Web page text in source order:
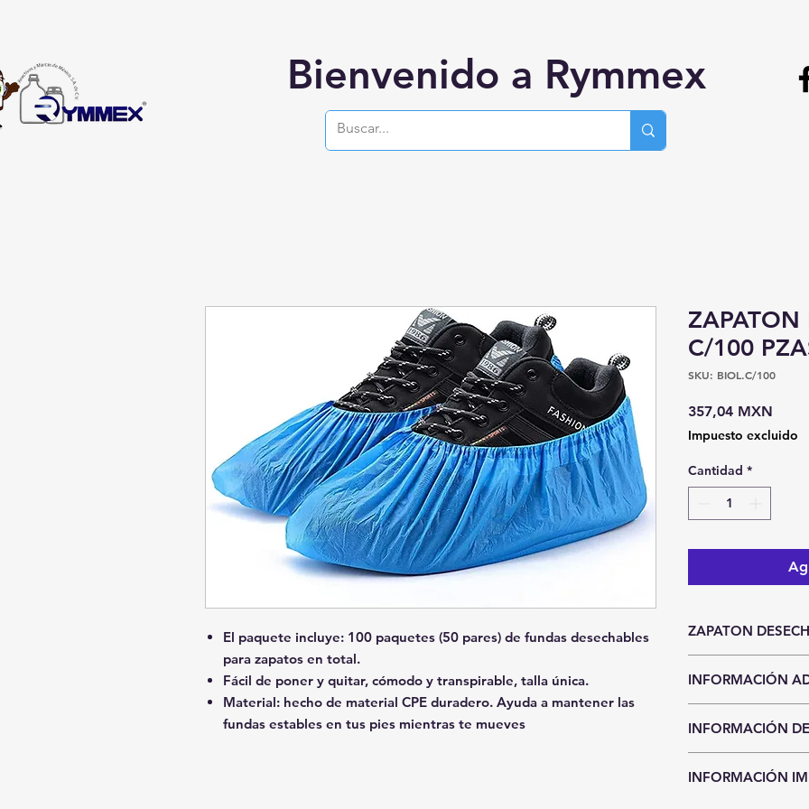
Bienvenido a Rymmex
El paquete incluye: 100 paquetes (50 pares) de fundas desechables
para zapatos en total.
Fácil de poner y quitar, cómodo y transpirable, talla única.
Material: hecho de material CPE duradero. Ayuda a mantener las
fundas estables en tus pies mientras te mueves
ZAPATON
C/100
SKU: BIOL.C/100
357,04 MXN
Impuesto excluido
Cantidad *
ZAPATON
Paquete
INFORMACIÓN
Precios y
aviso.
Sí requieres
INFORMACIÓN
Recolección en
INFORMACIÓN